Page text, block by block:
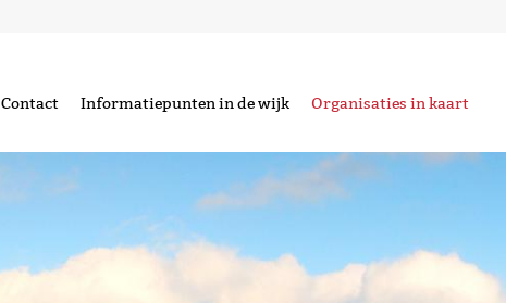
Contact Informatiepunten in de wijk Organisaties in kaart